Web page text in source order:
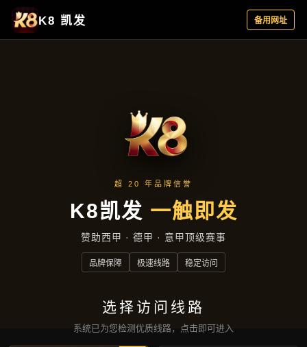
最新动态
首页 最新动态